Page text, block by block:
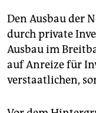
Den Ausbau der
durch private
Ausbau im
auf Anreize für
verstaatlichen,